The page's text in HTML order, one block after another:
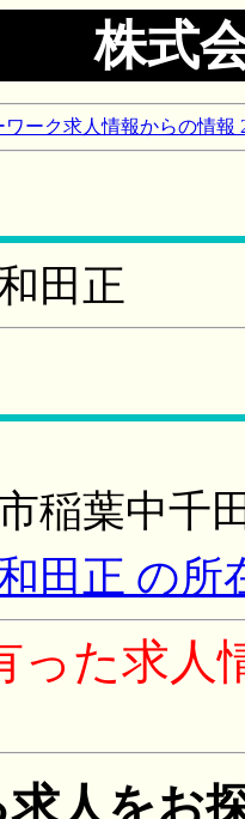
株式
ーク求人情報からの情報
田正
稲葉中千
田正 の所
た求人
人をお